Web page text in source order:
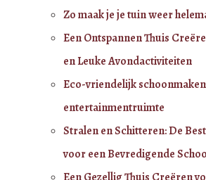
Zo maak je je tuin weer
Een Ontspannen Thuis
en Leuke Avondactiviteiten
Eco-vriendelijk
entertainmentruimte
Stralen en Schitteren: De
voor een Bevredigende